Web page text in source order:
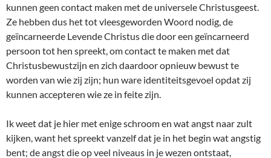
kunnen geen contact maken met de universele Christusgeest.
Ze hebben dus het tot vleesgeworden Woord nodig, de
geïncarneerde Levende Christus die door een geïncarneerd
persoon tot hen spreekt, om contact te maken met dat
Christusbewustzijn en zich daardoor opnieuw bewust te
worden van wie zij zijn; hun ware identiteitsgevoel opdat zij
kunnen accepteren wie ze in feite zijn.
Ik weet dat je hier met enige schroom en wat angst naar zult
kijken, want het spreekt vanzelf dat je in het begin wat angstig
bent; de angst die op veel niveaus in je wezen ontstaat,